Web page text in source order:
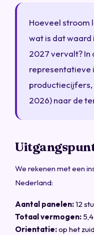
Hoeveel stroom
wat is dat waard
2027 vervalt? In
representatieve
productiecijfers,
2026) naar de
We rekenen met een
Nederland:
Aantal panelen:12
Totaal vermogen:
Orientatie:op het